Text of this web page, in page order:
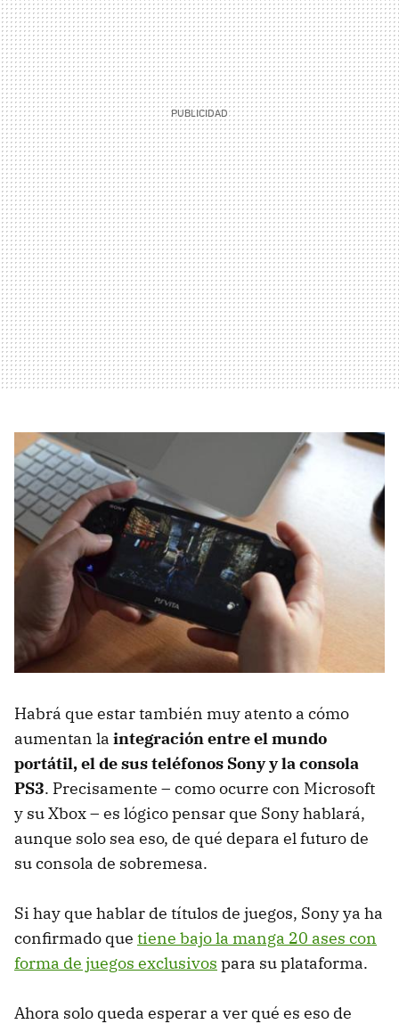
Habrá que estar también muy atento a cómo
aumentan la integración entre el mundo
portátil, el de sus teléfonos Sony y la consola
PS3. Precisamente – como ocurre con Microsoft
y su Xbox – es lógico pensar que Sony hablará,
aunque solo sea eso, de qué depara el futuro de
su consola de sobremesa.
Si hay que hablar de títulos de juegos, Sony ya ha
confirmado que tiene bajo la manga 20 ases con
forma de juegos exclusivos para su plataforma.
Ahora solo queda esperar a ver qué es eso de